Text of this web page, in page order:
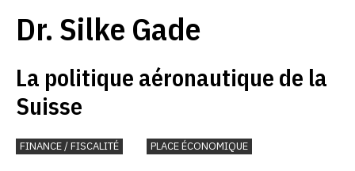
Dr. Silke Gade
La politique aéronautique de la
Suisse
FINANCE / FISCALITÉ PLACE ÉCONOMIQUE